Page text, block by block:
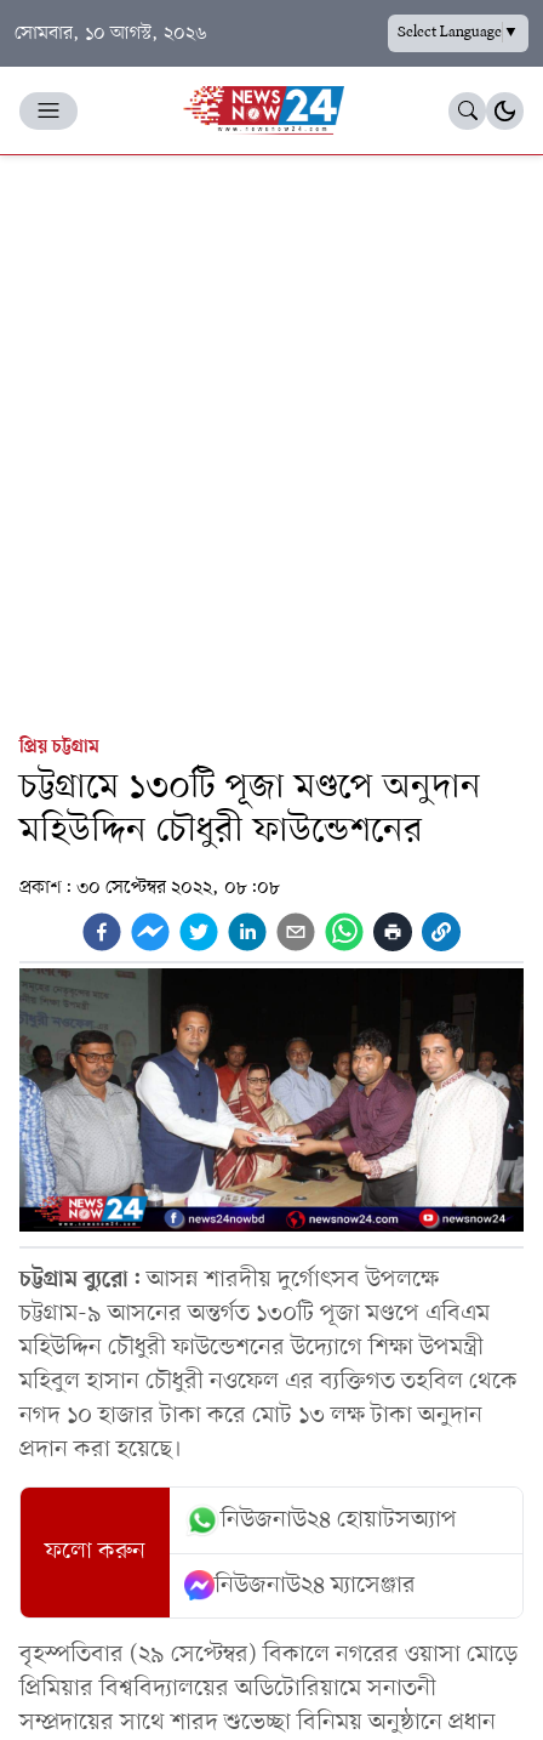
সোমবার, ১০ আগস্ট, ২০২৬ Select Language▼
প্রিয় চট্টগ্রাম
চট্টগ্রামে ১৩০টি পূজা মণ্ডপে অনুদান
মহিউদ্দিন চৌধুরী ফাউন্ডেশনের
প্রকাশ: ৩০ সেপ্টেম্বর ২০২২, ০৮:০৮
চট্টগ্রাম ব্যুরো:আসন্ন শারদীয় দুর্গোৎসব উপলক্ষে
চট্টগ্রাম-৯ আসনের অন্তর্গত ১৩০টি পূজা মণ্ডপে এবিএম
মহিউদ্দিন চৌধুরী ফাউন্ডেশনের উদ্যোগে শিক্ষা উপমন্ত্রী
মহিবুল হাসান চৌধুরী নওফেল এর ব্যক্তিগত তহবিল থেকে
নগদ ১০ হাজার টাকা করে মোট ১৩ লক্ষ টাকা অনুদান
প্রদান করা হয়েছে।
ফলো করুন
নিউজনাউ২৪ হোয়াটসঅ্যাপ
নিউজনাউ২৪ ম্যাসেঞ্জার
বৃহস্পতিবার (২৯ সেপ্টেম্বর) বিকালে নগরের ওয়াসা মোড়ে
প্রিমিয়ার বিশ্ববিদ্যালয়ের অডিটোরিয়ামে সনাতনী
সম্প্রদায়ের সাথে শারদ শুভেচ্ছা বিনিময় অনুষ্ঠানে প্রধান